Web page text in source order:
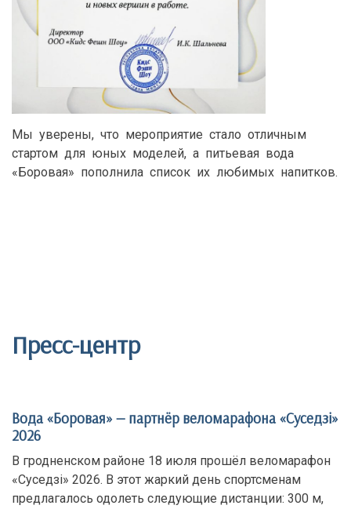
Мы уверены, что мероприятие стало отличным
стартом для юных моделей, а питьевая вода
«Боровая» пополнила список их любимых напитков.
Пресс-центр
Вода «Боровая» — партнёр веломарафона «Суседзi»
2026
В гродненском районе 18 июля прошёл веломарафон
«Суседзi» 2026. В этот жаркий день спортсменам
предлагалось одолеть следующие дистанции: 300 м,